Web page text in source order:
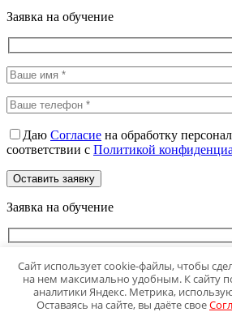
Сайт использует cookie-файлы, чтобы
на нем максимально удобным. К сайту
аналитики Яндекс. Метрика,
Оставаясь на сайте, вы даёте свое
Заявка на обучение
Даю Согласие на обработку
соответствии с Политикой
Заявка на обучение